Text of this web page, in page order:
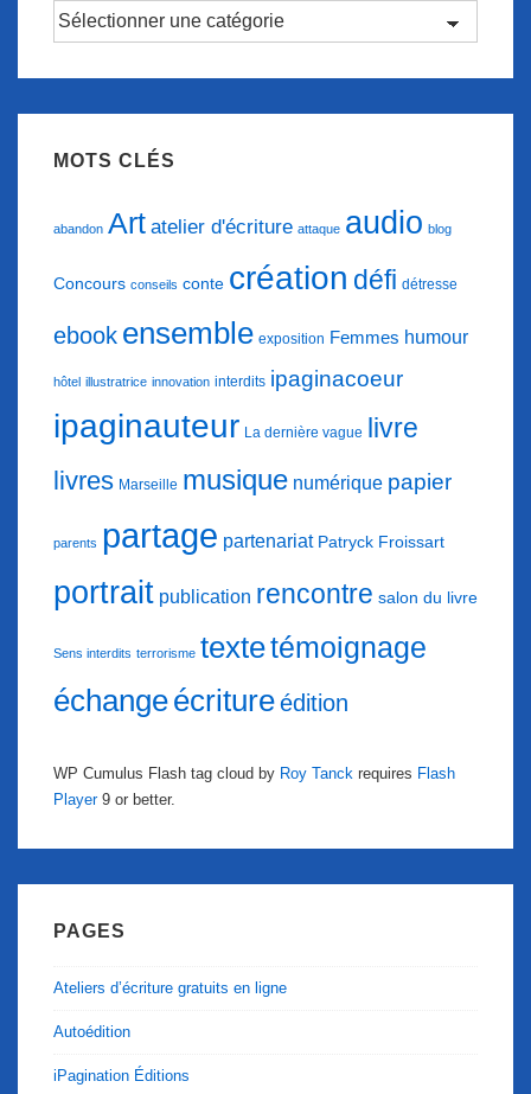
Catégories
MOTS CLÉS
abandon Art atelier d'écriture attaque audio blog
Concours conseils conte création défi détresse
ebook ensemble exposition Femmes humour
hôtel illustratrice innovation interdits ipaginacoeur
ipaginauteur La dernière vague livre
livres Marseille musique numérique papier
parents partage partenariat Patryck Froissart
portrait publication rencontre salon du livre
Sens interdits terrorisme textetémoignage
échangeécritureédition
WP Cumulus Flash tag cloud by Roy Tanck requires Flash
Player9 or better.
PAGES
Ateliers d’écriture gratuits en ligne
Autoédition
iPagination Éditions